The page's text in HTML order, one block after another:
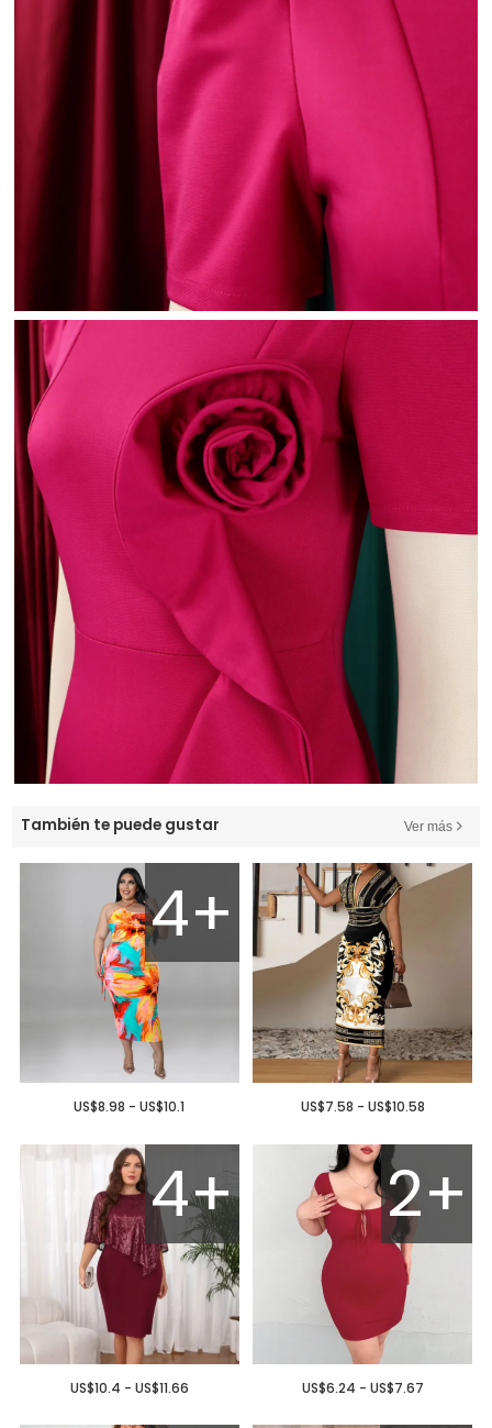
También te puede gustar Ver más
4+
US$8.98 - US$10.1 US$7.58 - US$10.58
4+
US$10.4 - US$11.66
2+
US$6.24 - US$7.67